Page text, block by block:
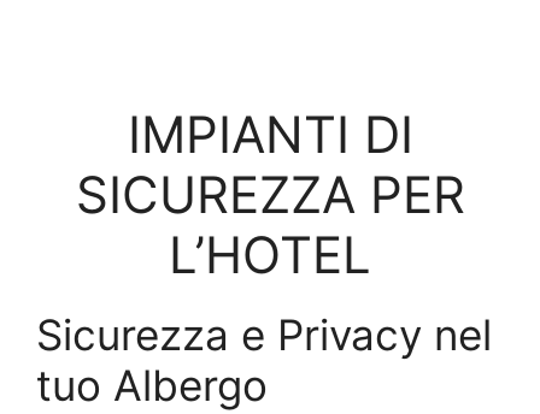
IMPIANTI DI
SICUREZZA PER
L’HOTEL
Sicurezza e Privacy nel
tuo Albergo